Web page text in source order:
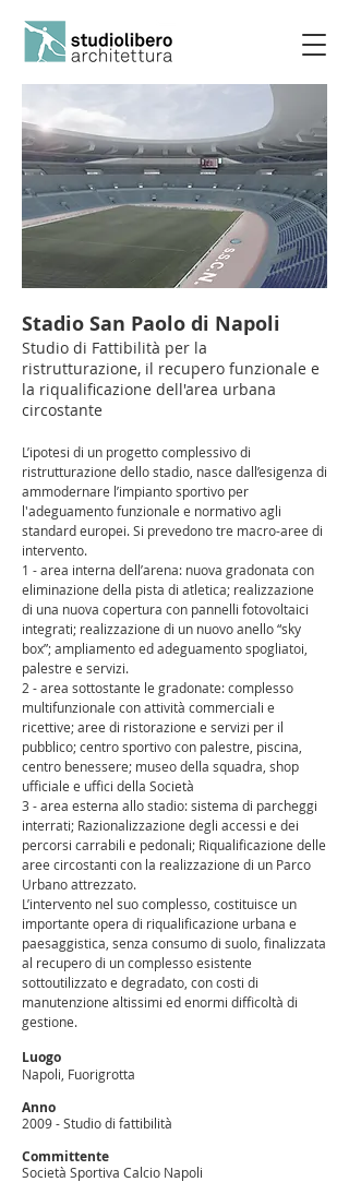
Stadio San Paolo di Napoli
Studio di Fattibilità per la
ristrutturazione, il recupero funzionale e
la riqualificazione dell'area urbana
circostante
L’ipotesi di un progetto complessivo di
ristrutturazione dello stadio, nasce dall’esigenza di
ammodernare l’impianto sportivo per
l'adeguamento funzionale e normativo agli
standard europei. Si prevedono tre macro-aree di
intervento.
1 - area interna dell’arena: nuova gradonata con
eliminazione della pista di atletica; realizzazione
di una nuova copertura con pannelli fotovoltaici
integrati; realizzazione di un nuovo anello “sky
box”; ampliamento ed adeguamento spogliatoi,
palestre e servizi.
2 - area sottostante le gradonate: complesso
multifunzionale con attività commerciali e
ricettive; aree di ristorazione e servizi per il
pubblico; centro sportivo con palestre, piscina,
centro benessere; museo della squadra, shop
ufficiale e uffici della Società
3 - area esterna allo stadio: sistema di parcheggi
interrati; Razionalizzazione degli accessi e dei
percorsi carrabili e pedonali; Riqualificazione delle
aree circostanti con la realizzazione di un Parco
Urbano attrezzato.
L’intervento nel suo complesso, costituisce un
importante opera di riqualificazione urbana e
paesaggistica, senza consumo di suolo, finalizzata
al recupero di un complesso esistente
sottoutilizzato e degradato, con costi di
manutenzione altissimi ed enormi difficoltà di
gestione.
Luogo
Napoli, Fuorigrotta
Anno
2009 - Studio di fattibilità
Committente
Società Sportiva Calcio Napoli